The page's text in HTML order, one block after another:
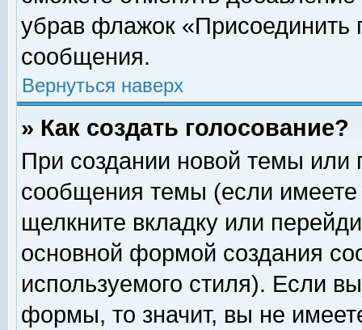
убрав флажок «Присоединить
сообщения.
Вернуться наверх
» Как создать голосование?
При создании новой темы или
сообщения темы (если
щелкните вкладку или
основной формой создания
используемого стиля). Если
формы, то значит, вы не